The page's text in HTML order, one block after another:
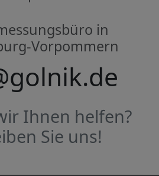
in
Vorpommern
Ihnen helfen?
Sie uns!